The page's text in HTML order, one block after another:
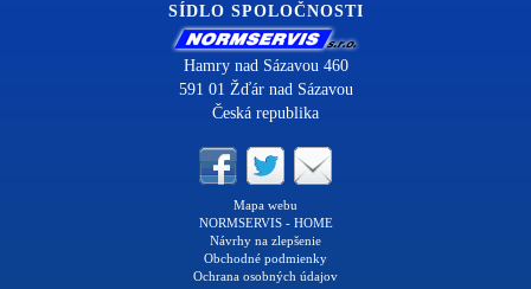
SÍDLO SPOLOČNOSTI
Hamry nad Sázavou 460
591 01 Žďár nad Sázavou
Česká republika
Mapa webu
NORMSERVIS - HOME
Návrhy na zlepšenie
Obchodné podmienky
Ochrana osobných údajov